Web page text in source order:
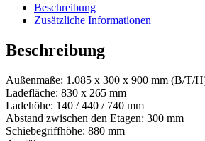
Beschreibung
Zusätzliche Informationen
Beschreibung
Außenmaße: 1.085 x 300 x 900 mm (B/T/
Ladefläche: 830 x 265 mm
Ladehöhe: 140 / 440 / 740 mm
Abstand zwischen den Etagen: 300 mm
Schiebegriffhöhe: 880 mm